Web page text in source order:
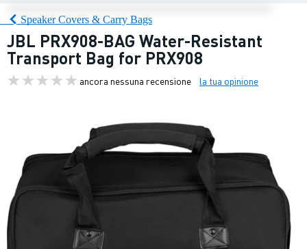
Speaker Covers & Carry Bags
JBL PRX908-BAG Water-Resistant
Transport Bag for PRX908
ancora nessuna recensione la tua opinione